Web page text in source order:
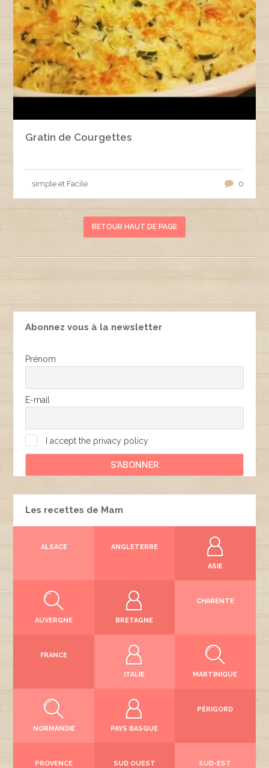
Gratin de Courgettes
simple et Facile 0
RETOUR HAUT DE PAGE
Abonnez vous à la newsletter
Prénom
E-mail
I accept the privacy policy
Les recettes de Mam
ALSACE ANGLETERRE
ASIE
AUVERGNE BRETAGNE
CHARENTE
FRANCE
ITALIE MARTINIQUE
NORMANDIE PAYS BASQUE
PÉRIGORD
PROVENCE SUD OUEST SUD-EST